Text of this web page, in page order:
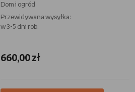
kulkowych prowadnicach, 2 półki, blat
L, laminowane, nowoczesne i
funkcjonalne
Dom i ogród
Przewidywana wysyłka:
w 3-5 dni rob.
660,00 zł